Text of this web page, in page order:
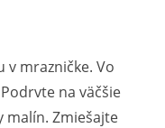
v mrazničke. Vo
na väčšie
malín. Zmiešajte